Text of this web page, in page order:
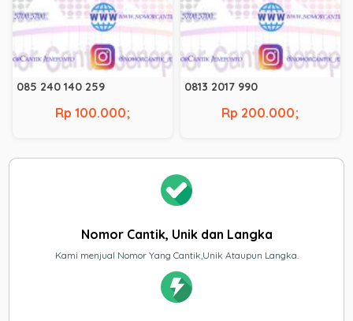
085 240 140 259
Rp 100.000;
0813 2017 990
Rp 200.000;
Nomor Cantik, Unik dan Langka
Kami menjual Nomor Yang Cantik,Unik Ataupun Langka.